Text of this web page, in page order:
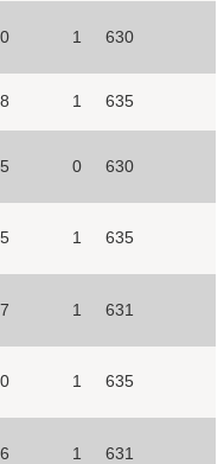
1 630
1 635
0 630
1 635
1 631
1 635
1 631